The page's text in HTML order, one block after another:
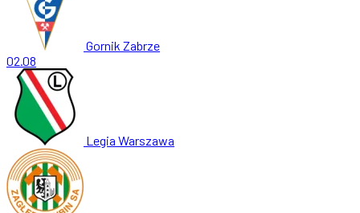
Gornik Zabrze
02.08
Legia Warszawa